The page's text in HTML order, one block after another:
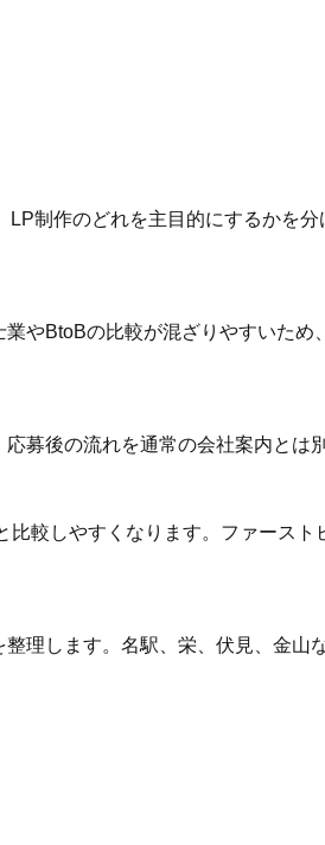
制作のどれを主目的にするかを
やBtoBの比較が混ざりやすいた
募後の流れを通常の会社案内とは
較しやすくなります。ファース
理します。名駅、栄、伏見、金山